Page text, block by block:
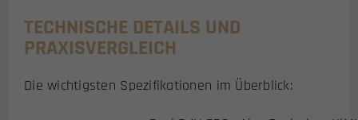
TECHNISCHE DETAILS UND
PRAXISVERGLEICH
Die wichtigsten Spezifikationen im Überblick: